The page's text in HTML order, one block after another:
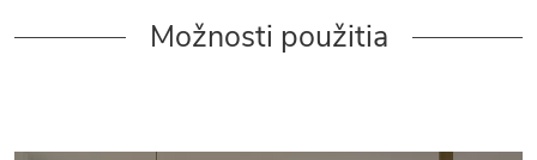
Možnosti použitia